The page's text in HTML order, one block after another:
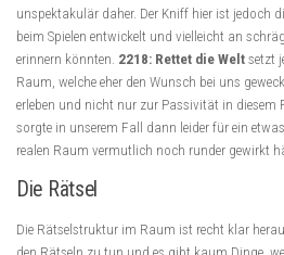
unspektakulär daher. Der Kniff hier ist jedoch
beim Spielen entwickelt und vielleicht an
erinnern könnten. 2218: Rettet die Welt setzt
Raum, welche eher den Wunsch bei uns
erleben und nicht nur zur Passivität in diesem
sorgte in unserem Fall dann leider für ein
realen Raum vermutlich noch runder gewirkt
Die Rätsel
Die Rätselstruktur im Raum ist recht klar